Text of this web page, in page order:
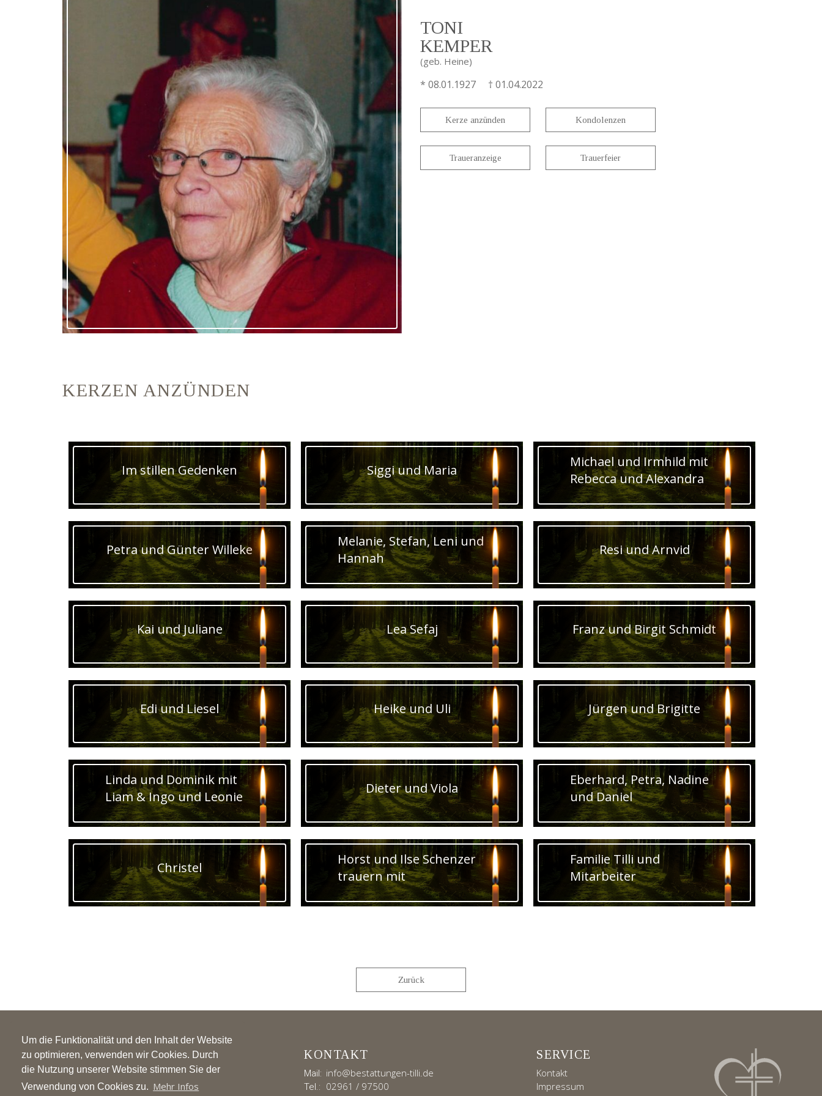
Um die Funktionalität und den Inhalt der Website
zu optimieren, verwenden wir Cookies. Durch
die Nutzung unserer Website stimmen Sie der
Verwendung von Cookies zu. Mehr Infos
TONI
KEMPER
(geb. Heine)
* 08.01.1927 † 01.04.2022
Kerze anzünden
Traueranzeige
Kondolenzen
Trauerfeier
KERZEN ANZÜNDEN
Im stillen Gedenken Siggi und Maria
Michael und Irmhild mit
Rebecca und Alexandra
Petra und Günter Willeke
Melanie, Stefan, Leni und
Hannah
Resi und Arnvid
Kai und Juliane Lea Sefaj Franz und Birgit Schmidt
Edi und Liesel Heike und Uli Jürgen und Brigitte
Linda und Dominik mit
Liam & Ingo und Leonie
Dieter und Viola
Eberhard, Petra, Nadine
und Daniel
Christel
Horst und Ilse Schenzer
trauern mit
Familie Tilli und
Mitarbeiter
Zurück
BESTATTUNGEN TILLI
Franziskusstraße 5
59929 Brilon
KONTAKT
Mail: info@bestattungen-tilli.de
Tel.: 02961 / 97500
SERVICE
Kontakt
Impressum